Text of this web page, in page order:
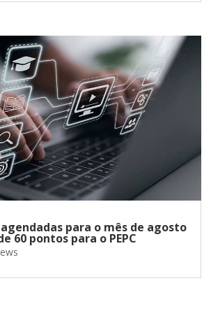
para o mês de agosto
60 pontos para o PEPC